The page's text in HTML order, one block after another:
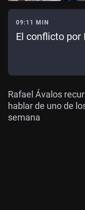
09:11 MIN
El conflicto por
Rafael Ávalos
hablar de uno de
semana